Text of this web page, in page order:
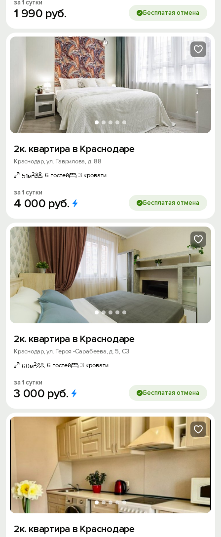
за 1 сутки
1 990 руб. Бесплатая отмена
2к. квартира в Краснодаре
Краснодар, ул. Гаврилова, д. 88
51м2 6 гостей 3 кровати
за 1 сутки
4 000 руб. Бесплатая отмена
2к. квартира в Краснодаре
Краснодар, ул. Героя -Сарабеева, д. 5, С3
60м2 6 гостей 3 кровати
за 1 сутки
3 000 руб. Бесплатая отмена
2к. квартира в Краснодаре